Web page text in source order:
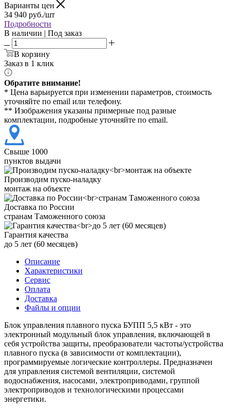
Варианты цен
34 940 руб./шт
Подробности
В наличии | Под заказ
В корзину
Заказ в 1 клик
Обратите внимание!
* Цена варьируется при изменении параметров, стоимость
уточняйте по email или телефону.
** Изображения указаны примерные под разные
комплектации, подробные уточняйте по email.
Свыше 1000
пунктов выдачи
Производим пуско-наладку
монтаж на объекте
Доставка по России
странам Таможенного союза
Гарантия качества
до 5 лет (60 месяцев)
Описание
Характеристики
Сервис
Оплата
Доставка
Файлы и опции
Блок управления плавного пуска БУПП 5,5 кВт - это
электронный модульный блок управления, включающей в
себя устройства защиты, преобразователи частоты/устройства
плавного пуска (в зависимости от комплектации),
программируемые логические контроллеры. Предназначен
для управления системой вентиляции, системой
водоснабжения, насосами, электроприводами, группой
электроприводов и технологическими процессами
энергетики.